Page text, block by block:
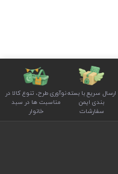
ارسال سریع با بسته
بندی ایمن
سفارشات
نوآوری طرح، تنوع کالا در
مناسبت ها در سبد
خانوار